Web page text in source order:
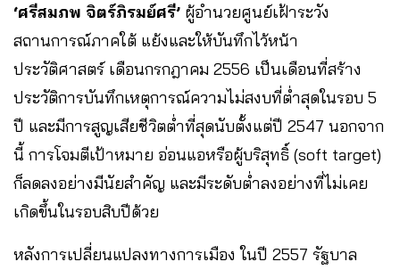
‘ศรีสมภพ จิตร์ภิรมย์ศรี’ ผู้อำนวยศูนย์เฝ้าระวัง
สถานการณ์ภาคใต้ แย้งและให้บันทึกไว้หน้า
ประวัติศาสตร์ เดือนกรกฎาคม 2556 เป็นเดือนที่สร้าง
ประวัติการบันทึกเหตุการณ์ความไม่สงบที่ต่ำสุดในรอบ 5
ปี และมีการสูญเสียชีวิตต่ำที่สุดนับตั้งแต่ปี 2547 นอกจาก
นี้ การโจมตีเป้าหมาย อ่อนแอหรือผู้บริสุทธิ์ (soft target)
ก็ลดลงอย่างมีนัยสำคัญ และมีระดับต่ำลงอย่างที่ไม่เคย
เกิดขึ้นในรอบสิบปีด้วย
หลังการเปลี่ยนแปลงทางการเมือง ในปี 2557 รัฐบาล